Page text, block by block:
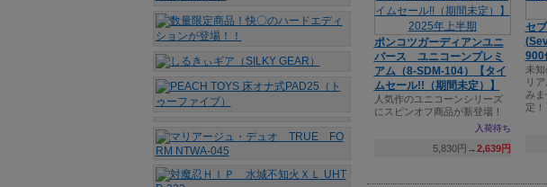
ポンコツガーディアンユニ
バース ユニコーンプレミ
アム（8-SDM-104）【タイ
ムセール!!（期間未定）】
人気作のユニコーンシリーズ
にスピンオフ商品が新登場！
入荷待ち
5,830円→2,639円
セ
900
未
リ
みま
定！